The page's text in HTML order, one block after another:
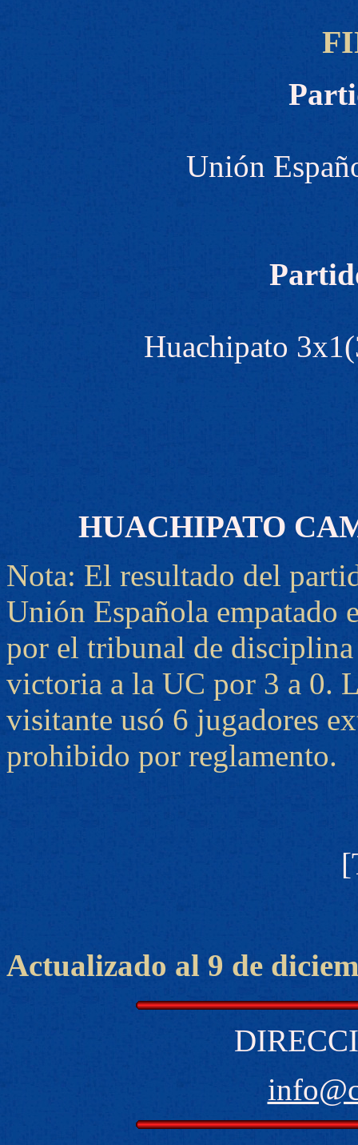
Unión
Huachipato
HUACHIPATO
Nota: El resultado del
Unión Española empatado
por el tribunal de
victoria a la UC por 3 a 0.
visitante usó 6 jugadores
prohibido por reglamento.
[
Actualizado al 9 de